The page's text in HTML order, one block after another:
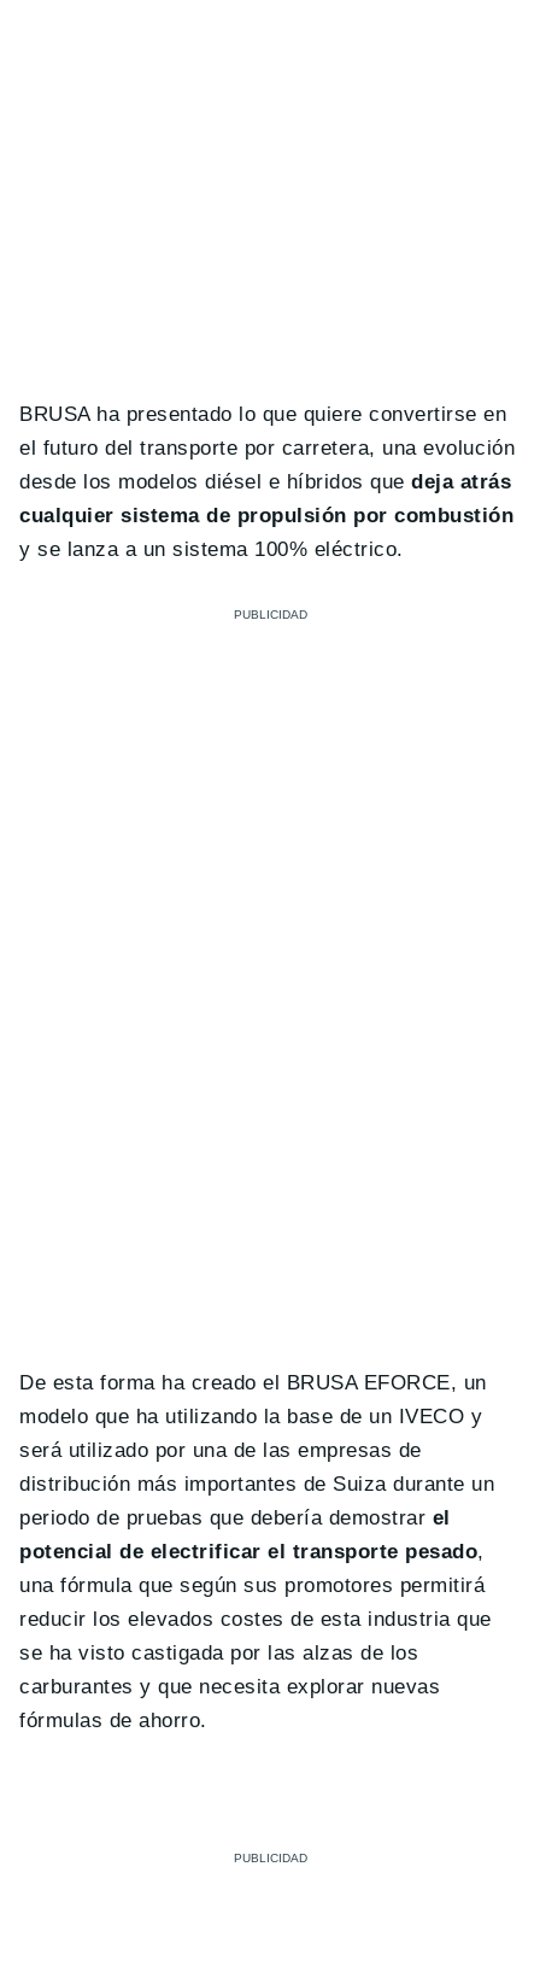
BRUSA ha presentado lo que quiere convertirse en
el futuro del transporte por carretera, una evolución
desde los modelos diésel e híbridos que deja atrás
cualquier sistema de propulsión por combustión
y se lanza a un sistema 100% eléctrico.
De esta forma ha creado el BRUSA EFORCE, un
modelo que ha utilizando la base de un IVECO y
será utilizado por una de las empresas de
distribución más importantes de Suiza durante un
periodo de pruebas que debería demostrar el
potencial de electrificar el transporte pesado,
una fórmula que según sus promotores permitirá
reducir los elevados costes de esta industria que
se ha visto castigada por las alzas de los
carburantes y que necesita explorar nuevas
fórmulas de ahorro.